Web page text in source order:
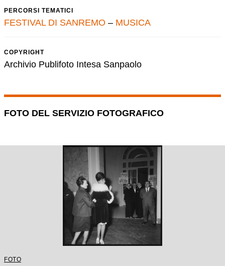
PERCORSI TEMATICI
FESTIVAL DI SANREMO – MUSICA
COPYRIGHT
Archivio Publifoto Intesa Sanpaolo
FOTO DEL SERVIZIO FOTOGRAFICO
FOTO